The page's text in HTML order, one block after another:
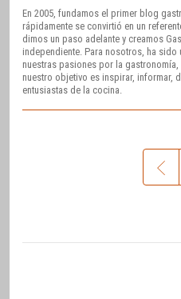
En 2005, fundamos el primer blog
rápidamente se convirtió en un
dimos un paso adelante y creamos
independiente. Para nosotros, ha
nuestras pasiones por la
nuestro objetivo es inspirar, informar,
entusiastas de la cocina.